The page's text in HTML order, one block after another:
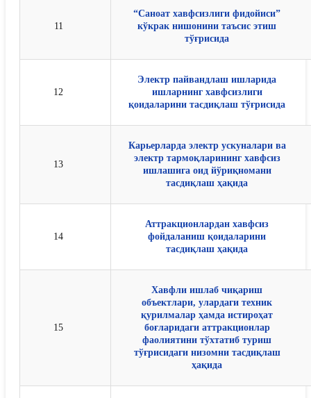
11
“Саноат хавфсизлиги фидойиси”
кўкрак нишонини таъсис этиш
тўғрисида
12
Электр пайвандлаш ишларида
ишларнинг хавфсизлиги
қоидаларини тасдиқлаш тўғрисида
13
Карьерларда электр ускуналари ва
электр тармоқларининг хавфсиз
ишлашига оид йўриқномани
тасдиқлаш ҳақида
14
Аттракционлардан хавфсиз
фойдаланиш қоидаларини
тасдиқлаш ҳақида
15
Хавфли ишлаб чиқариш
объектлари, улардаги техник
қурилмалар ҳамда истироҳат
боғларидаги аттракционлар
фаолиятини тўхтатиб туриш
тўғрисидаги низомни тасдиқлаш
ҳақида